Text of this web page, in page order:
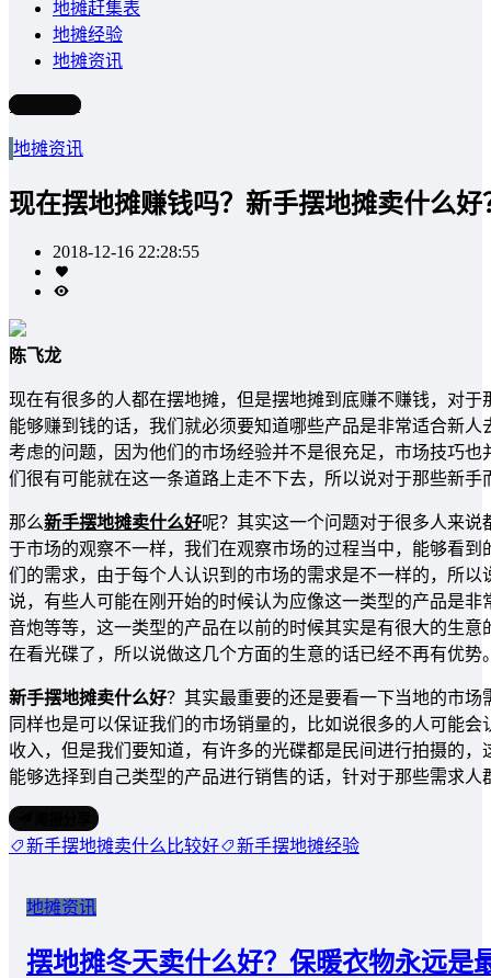
地摊赶集表
地摊经验
地摊资讯
写文章
地摊资讯
现在摆地摊赚钱吗？新手摆地摊卖什么好
2018-12-16 22:28:55
陈飞龙
现在有很多的人都在摆地摊，但是摆地摊到底赚不赚钱，对
能够赚到钱的话，我们就必须要知道哪些产品是非常适合新人
考虑的问题，因为他们的市场经验并不是很充足，市场技巧
们很有可能就在这一条道路上走不下去，所以说对于那些新
那么新手摆地摊卖什么好呢？其实这一个问题对于很多人来
于市场的观察不一样，我们在观察市场的过程当中，能够看
们的需求，由于每个人认识到的市场的需求是不一样的，所
说，有些人可能在刚开始的时候认为应像这一类型的产品是
音炮等等，这一类型的产品在以前的时候其实是有很大的生
在看光碟了，所以说做这几个方面的生意的话已经不再有优势
新手摆地摊卖什么好？其实最重要的还是要看一下当地的市
同样也是可以保证我们的市场销量的，比如说很多的人可能
收入，但是我们要知道，有许多的光碟都是民间进行拍摄的
能够选择到自己类型的产品进行销售的话，针对于那些需求人
新手摆地摊卖什么比较好 新手摆地摊经验
地摊资讯
摆地摊冬天卖什么好？保暖衣物永远是